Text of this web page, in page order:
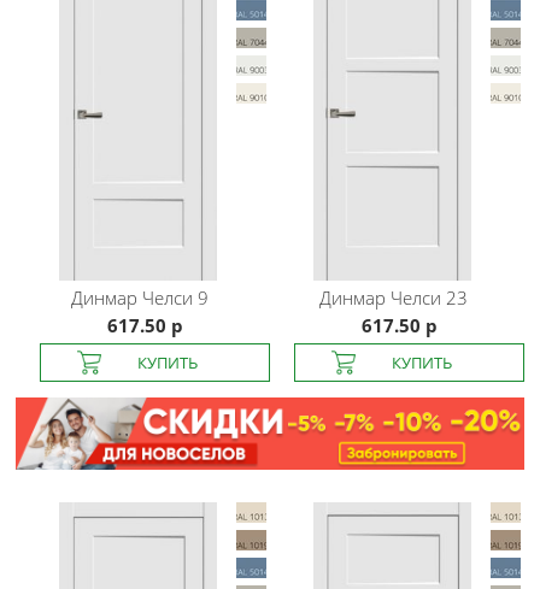
Динмар Челси 9
617.50 р
Динмар Челси 23
617.50 р